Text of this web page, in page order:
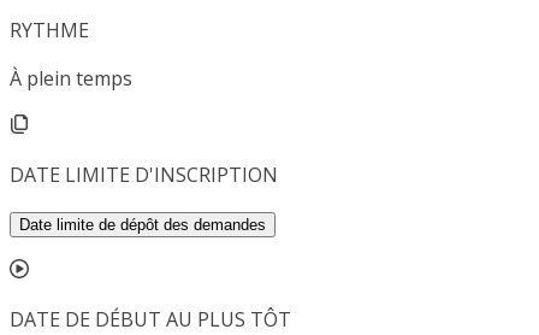
RYTHME
À plein temps
DATE LIMITE D'INSCRIPTION
Date limite de dépôt des demandes
DATE DE DÉBUT AU PLUS TÔT